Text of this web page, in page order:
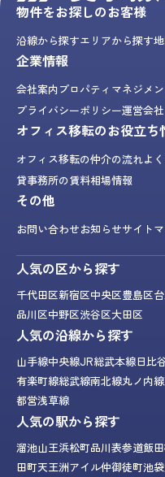
物件をお探しのお客様
沿線から探すエリアから探す
企業情報
会社案内プロパティマネジメ
プライバシーポリシー運営会
オフィス移転のお役立ち
オフィス移転の仲介の流れよ
貸事務所の賃料相場情報
その他
お問い合わせお知らせサイト
人気の区から探す
千代田区新宿区中央区豊島区
品川区中野区渋谷区大田区
人気の沿線から探す
山手線中央線JR総武本線日比
有楽町線総武線南北線丸ノ内線
都営浅草線
人気の駅から探す
溜池山王浜松町品川表参道飯
田町天王洲アイル仲御徒町池袋